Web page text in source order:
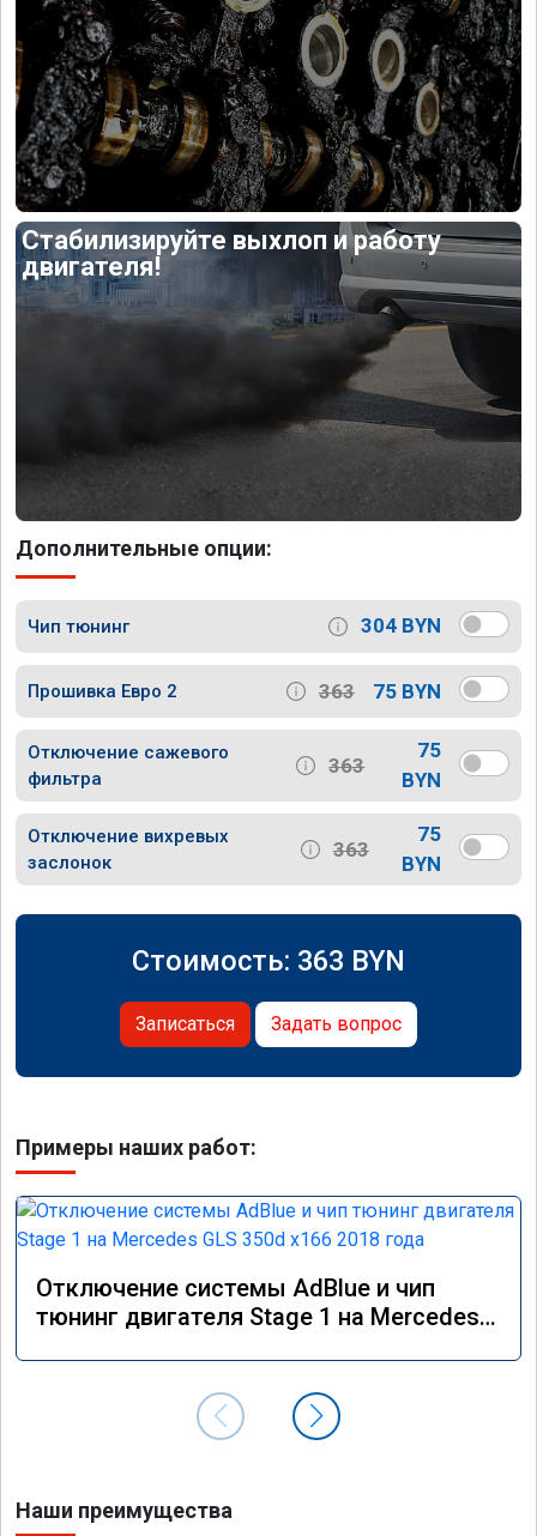
Стабилизируйте выхлоп и работу
двигателя!
Дополнительные опции:
Чип тюнинг 304 BYN
Прошивка Евро 2 363 75 BYN
Отключение сажевого
фильтра
363
75
BYN
Отключение вихревых
заслонок
363
75
BYN
Стоимость: 363 BYN
Записаться Задать вопрос
Примеры наших работ:
Отключение системы AdBlue и чип
тюнинг двигателя Stage 1 на Mercedes
Наши преимущества